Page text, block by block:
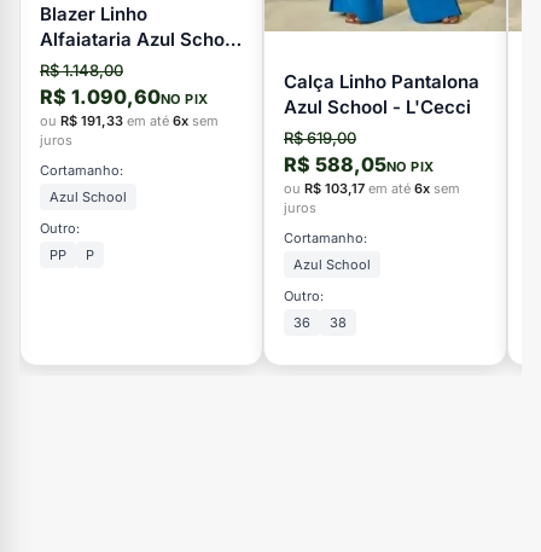
Blazer Linho
Alfaiataria Azul School
- L'Cecci
R$ 1.148,00
R$ 1.090,60NO PIX
ou R$ 191,33 em até 6x sem
juros
Cortamanho:
Azul School
Outro:
PP
P
Calça Linho Pantalona
Azul School - L'Cecci
R$ 619,00
R$ 588,05NO PIX
ou R$ 103,17 em até 6x sem
juros
Cortamanho:
Azul School
Outro:
36
38